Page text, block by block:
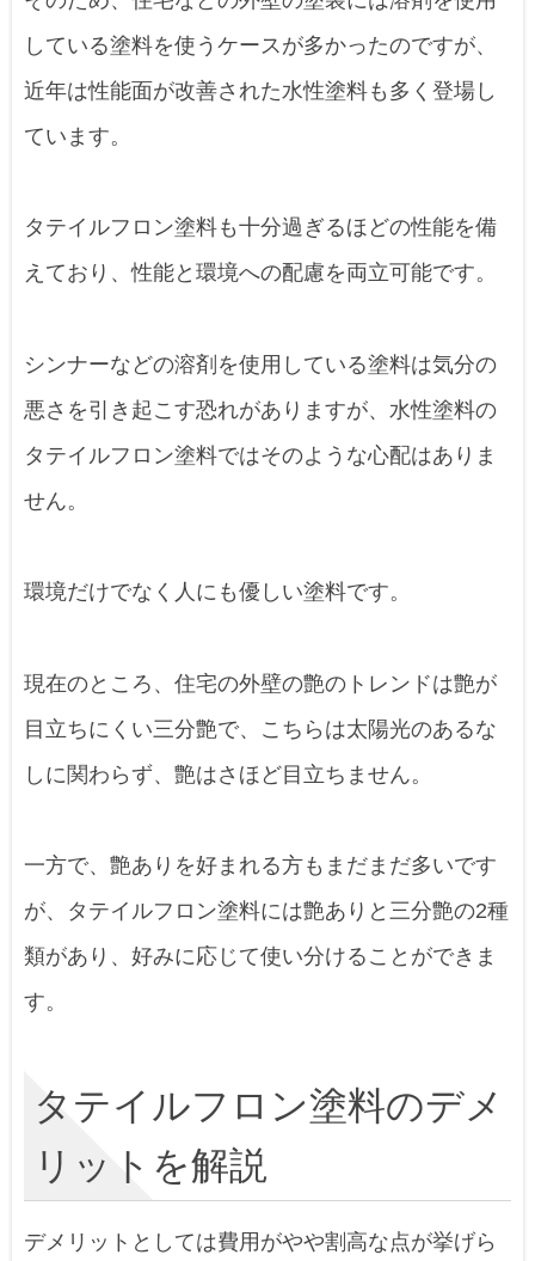
している塗料を使うケースが多かったのですが、
近年は性能面が改善された水性塗料も多く登場し
ています。
タテイルフロン塗料も十分過ぎるほどの性能を備
えており、性能と環境への配慮を両立可能です。
シンナーなどの溶剤を使用している塗料は気分の
悪さを引き起こす恐れがありますが、水性塗料の
タテイルフロン塗料ではそのような心配はありま
せん。
環境だけでなく人にも優しい塗料です。
現在のところ、住宅の外壁の艶のトレンドは艶が
目立ちにくい三分艶で、こちらは太陽光のあるな
しに関わらず、艶はさほど目立ちません。
一方で、艶ありを好まれる方もまだまだ多いです
が、タテイルフロン塗料には艶ありと三分艶の2種
類があり、好みに応じて使い分けることができま
す。
タテイルフロン塗料のデメ
リットを解説
デメリットとしては費用がやや割高な点が挙げら